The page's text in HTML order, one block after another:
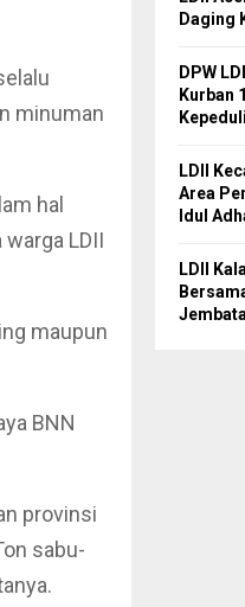
minuman
hal
LDII
maupun
BNN
provinsi
sabu-
Daging
DPW
Kurban
LDII
Area
Idul
LDII